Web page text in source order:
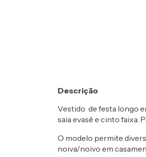
Descrição
Vestido de festa longo
saia evasê e cinto faixa.
O modelo permite
noiva/noivo em